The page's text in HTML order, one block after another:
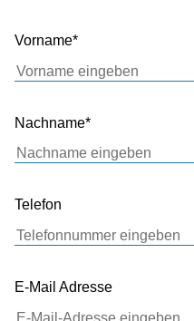
Vorname
Nachname
Telefon
E-Mail Adresse